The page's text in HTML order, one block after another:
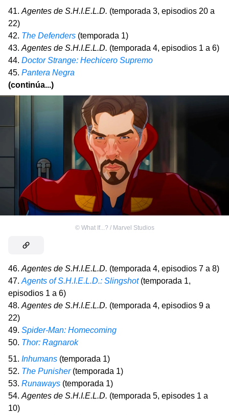
41. Agentes de S.H.I.E.L.D. (temporada 3, episodios 20 a
22)
42. The Defenders (temporada 1)
43. Agentes de S.H.I.E.L.D. (temporada 4, episodios 1 a 6)
44. Doctor Strange: Hechicero Supremo
45. Pantera Negra
(continúa...)
© What If...? / Marvel Studios
46. Agentes de S.H.I.E.L.D. (temporada 4, episodios 7 a 8)
47. Agents of S.H.I.E.L.D.: Slingshot(temporada 1,
episodios 1 a 6)
48. Agentes de S.H.I.E.L.D. (temporada 4, episodios 9 a
22)
49. Spider-Man: Homecoming
50. Thor: Ragnarok
51. Inhumans (temporada 1)
52. The Punisher(temporada 1)
53. Runaways (temporada 1)
54. Agentes de S.H.I.E.L.D. (temporada 5, episodes 1 a
10)